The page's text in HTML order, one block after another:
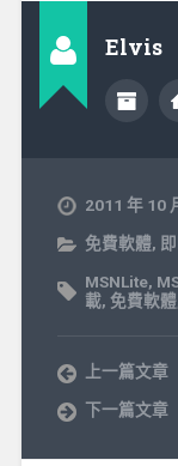
Elvis
2011 年 10
免費軟體,
MSNLite,
載, 免費軟體
上一篇文章
下一篇文章